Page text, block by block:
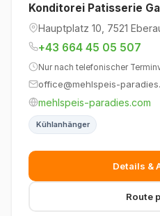
Konditorei Patisserie
Hauptplatz 10, 7521
+43 664 45 05 507
Nur nach telefonischer
office@mehlspeis-
mehlspeis-paradies.com
Kühlanhänger
Details &
Route